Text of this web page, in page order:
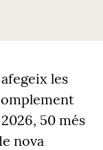
les
50 més
nova